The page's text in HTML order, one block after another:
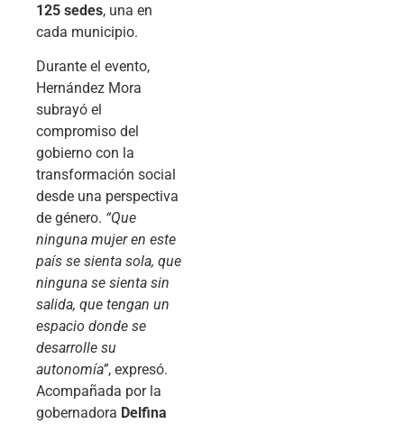
125 sedes, una en
cada municipio.
Durante el evento,
Hernández Mora
subrayó el
compromiso del
gobierno con la
transformación social
desde una perspectiva
de género. “Que
ninguna mujer en este
país se sienta sola, que
ninguna se sienta sin
salida, que tengan un
espacio donde se
desarrolle su
autonomía”, expresó.
Acompañada por la
gobernadora Delfina